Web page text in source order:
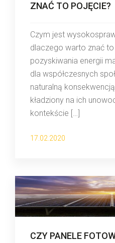
ZNAĆ TO POJĘCIE?
Czym jest
dlaczego warto znać
pozyskiwania energii
dla współczesnych
naturalną
kładziony na ich
kontekście […]
17.02.2020
CZY PANELE